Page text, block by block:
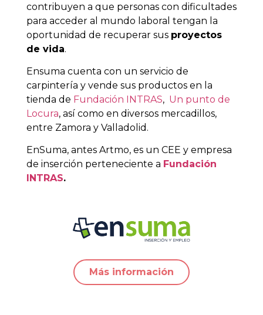
contribuyen a que personas con dificultades
para acceder al mundo laboral tengan la
oportunidad de recuperar sus proyectos
de vida.
Ensuma cuenta con un servicio de
carpintería y vende sus productos en la
tienda de Fundación INTRAS, Un punto de
Locura, así como en diversos mercadillos,
entre Zamora y Valladolid.
EnSuma, antes Artmo, es un CEE y empresa
de inserción perteneciente a Fundación
INTRAS.
Más información